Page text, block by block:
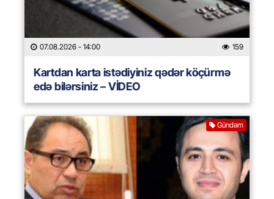
07.08.2026 - 14:00 159
Kartdan karta istədiyiniz qədər köçürmə
edə bilərsiniz – VİDEO
Gündəm